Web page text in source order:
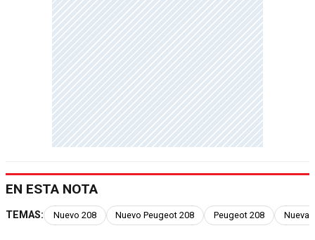
EN ESTA NOTA
TEMAS: Nuevo 208 Nuevo Peugeot 208 Peugeot 208 Nueva